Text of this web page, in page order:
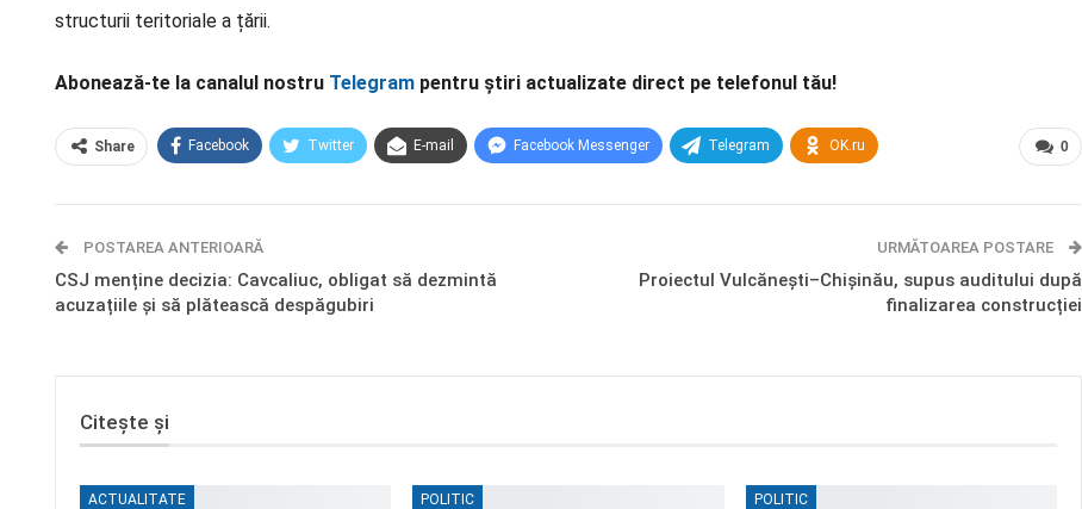
structurii teritoriale a țării.
Abonează-te la canalul nostru Telegram pentru știri actualizate direct pe telefonul tău!
0
Share Facebook Twitter E-mail Facebook Messenger Telegram OK.ru
POSTAREA ANTERIOARĂ
CSJ menține decizia: Cavcaliuc, obligat să dezmintă
acuzațiile și să plătească despăgubiri
URMĂTOAREA POSTARE
Proiectul Vulcănești–Chișinău, supus auditului după
finalizarea construcției
Citește și
ACTUALITATE POLITIC POLITIC